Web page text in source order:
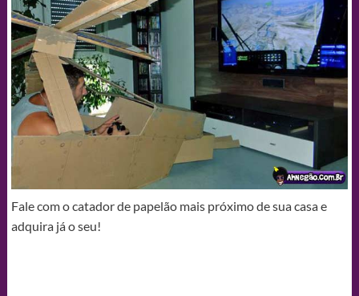
Fale com o catador de papelão mais próximo de sua casa e
adquira já o seu!